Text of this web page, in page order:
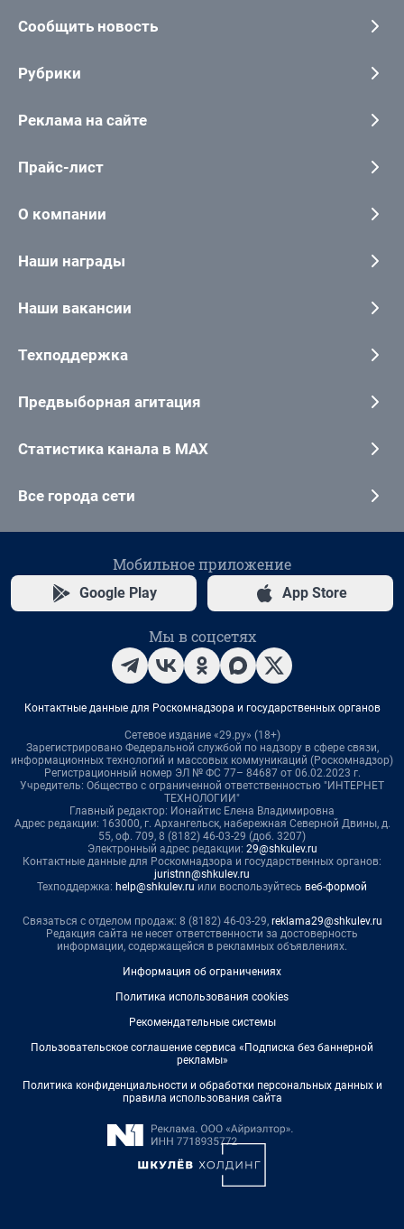
Сообщить новость
Рубрики
Реклама на сайте
Прайс-лист
О компании
Наши награды
Наши вакансии
Техподдержка
Предвыборная агитация
Статистика канала в MAX
Все города сети
Мобильное приложение
Google Play App Store
Мы в соцсетях
Контактные данные для Роскомнадзора и государственных органов
Сетевое издание «29.ру» (18+)
Зарегистрировано Федеральной службой по надзору в сфере связи,
информационных технологий и массовых коммуникаций (Роскомнадзор)
Регистрационный номер ЭЛ № ФС 77– 84687 от 06.02.2023 г.
Учредитель: Общество с ограниченной ответственностью "ИНТЕРНЕТ
ТЕХНОЛОГИИ"
Главный редактор: Ионайтис Елена Владимировна
Адрес редакции: 163000, г. Архангельск, набережная Северной Двины, д.
55, оф. 709, 8 (8182) 46-03-29 (доб. 3207)
Электронный адрес редакции: 29@shkulev.ru
Контактные данные для Роскомнадзора и государственных органов:
juristnn@shkulev.ru
Техподдержка: help@shkulev.ru или воспользуйтесь веб-формой
Связаться с отделом продаж: 8 (8182) 46-03-29, reklama29@shkulev.ru
Редакция сайта не несет ответственности за достоверность
информации, содержащейся в рекламных объявлениях.
Информация об ограничениях
Политика использования cookies
Рекомендательные системы
Пользовательское соглашение сервиса «Подписка без баннерной
рекламы»
Политика конфиденциальности и обработки персональных данных и
правила использования сайта